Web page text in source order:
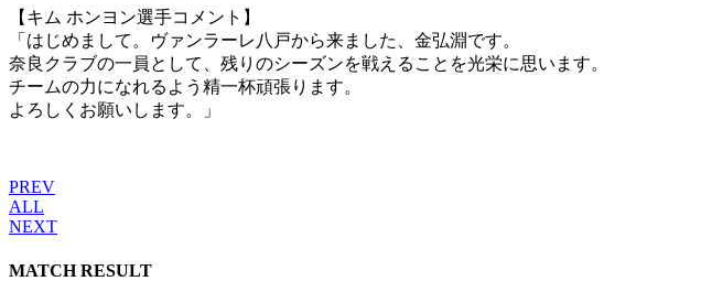
【キム ホンヨン選手コメント】
「はじめまして。ヴァンラーレ八戸から来ました、金弘淵です。
奈良クラブの一員として、残りのシーズンを戦えることを光栄に思います。
チームの力になれるよう精一杯頑張ります。
よろしくお願いします。」
PREV
ALL
NEXT
MATCH RESULT